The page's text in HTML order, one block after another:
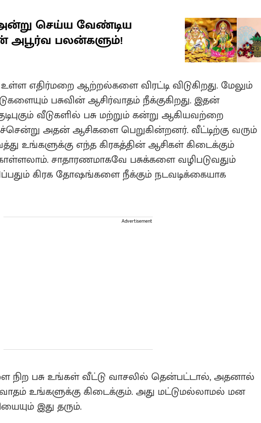
செய்ய வேண்டிய
அபூர்வ பலன்களும்!
எதிர்மறை ஆற்றல்களை விரட்டி விடுகிறது. மேலும்
பசுவின் ஆசிர்வாதம் நீக்குகிறது. இதன்
வீடுகளில் பசு மற்றும் கன்று ஆகியவற்றை
அதன் ஆசிகளை பெறுகின்றனர். வீட்டிற்கு வரும்
உங்களுக்கு எந்த கிரகத்தின் ஆசிகள் கிடைக்கும்
சாதாரணமாகவே பசுக்களை வழிபடுவதும்
கிரக தோஷங்களை நீக்கும் நடவடிக்கையாக
Advertisement
பசு உங்கள் வீட்டு வாசலில் தென்பட்டால், அதனால்
உங்களுக்கு கிடைக்கும். அது மட்டுமல்லாமல் மன
இது தரும்.